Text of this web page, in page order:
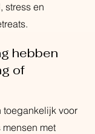
stress en
hebben
of
toegankelijk voor
met